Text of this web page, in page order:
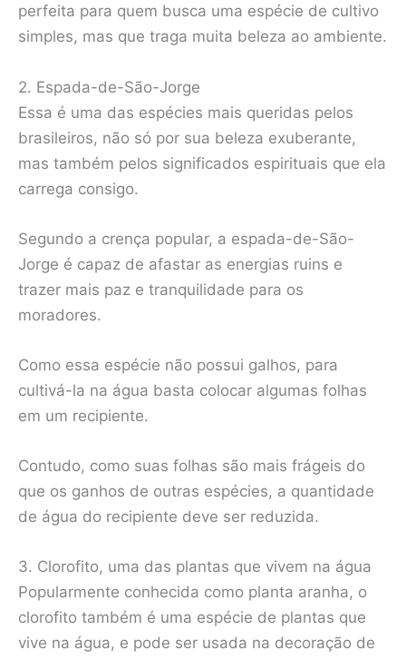
perfeita para quem busca uma espécie de cultivo
simples, mas que traga muita beleza ao ambiente.
2. Espada-de-São-Jorge
Essa é uma das espécies mais queridas pelos
brasileiros, não só por sua beleza exuberante,
mas também pelos significados espirituais que ela
carrega consigo.
Segundo a crença popular, a espada-de-São-
Jorge é capaz de afastar as energias ruins e
trazer mais paz e tranquilidade para os
moradores.
Como essa espécie não possui galhos, para
cultivá-la na água basta colocar algumas folhas
em um recipiente.
Contudo, como suas folhas são mais frágeis do
que os ganhos de outras espécies, a quantidade
de água do recipiente deve ser reduzida.
3. Clorofito, uma das plantas que vivem na água
Popularmente conhecida como planta aranha, o
clorofito também é uma espécie de plantas que
vive na água, e pode ser usada na decoração de